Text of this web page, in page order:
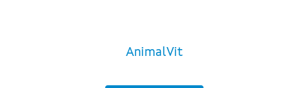
AnimalVit